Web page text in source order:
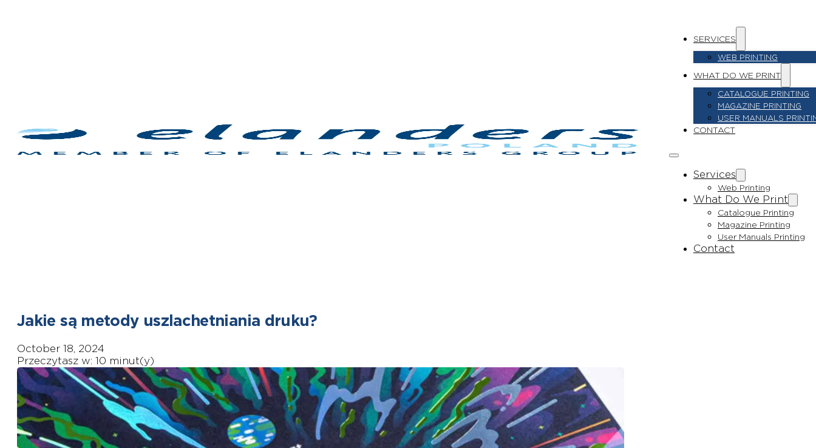
SERVICES
WEB PRINTING
WHAT DO WE PRINT
CATALOGUE PRINTING
MAGAZINE PRINTING
USER MANUALS
CONTACT
Services
Web Printing
What Do We Print
Catalogue Printing
Magazine Printing
User Manuals Printing
Contact
Jakie są metody uszlachetniania druku?
October 18, 2024
Przeczytasz w: 10 minut(y)